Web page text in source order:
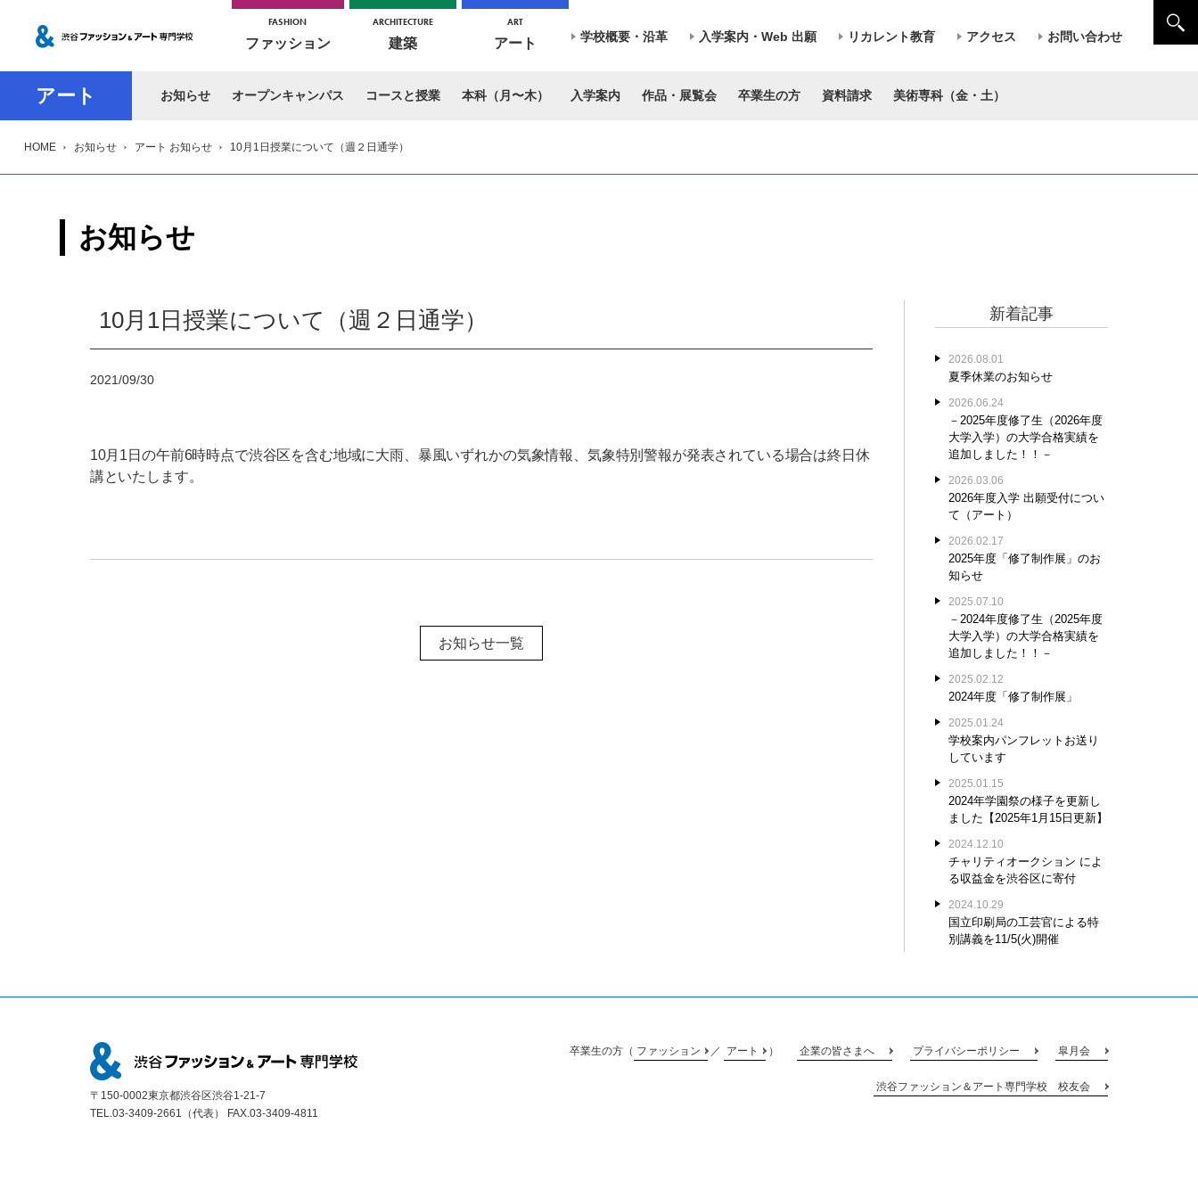
FASHION
ファッション
ARCHITECTURE
建築
ART
アート 学校概要・沿革 入学案内・Web 出願 リカレント教育 アクセス お問い合わせ
アート お知らせ オープンキャンパス コースと授業 本科（月〜木） 入学案内 作品・展覧会 卒業生の方 資料請求 美術専科（金・土）
HOME お知らせ アート お知らせ 10月1日授業について（週２日通学）
お知らせ
10月1日授業について（週２日通学）
2021/09/30
10月1日の午前6時時点で渋谷区を含む地域に大雨、暴風いずれかの気象情報、気象特別警報が発表されている場合は終日休
講といたします。
お知らせ一覧
新着記事
2026.08.01
夏季休業のお知らせ
2026.06.24
－2025年度修了生（2026年度
大学入学）の大学合格実績を
追加しました！！－
2026.03.06
2026年度入学 出願受付につい
て（アート）
2026.02.17
2025年度「修了制作展」のお
知らせ
2025.07.10
－2024年度修了生（2025年度
大学入学）の大学合格実績を
追加しました！！－
2025.02.12
2024年度「修了制作展」
2025.01.24
学校案内パンフレットお送り
しています
2025.01.15
2024年学園祭の様子を更新し
ました【2025年1月15日更新】
2024.12.10
チャリティオークション によ
る収益金を渋谷区に寄付
2024.10.29
国立印刷局の工芸官による特
別講義を11/5(火)開催
〒150-0002東京都渋谷区渋谷1-21-7
TEL.03-3409-2661（代表） FAX.03-3409-4811
卒業生の方（ ファッション ／ アート ） 企業の皆さまへ プライバシーポリシー 皐月会
渋谷ファッション＆アート専門学校 校友会